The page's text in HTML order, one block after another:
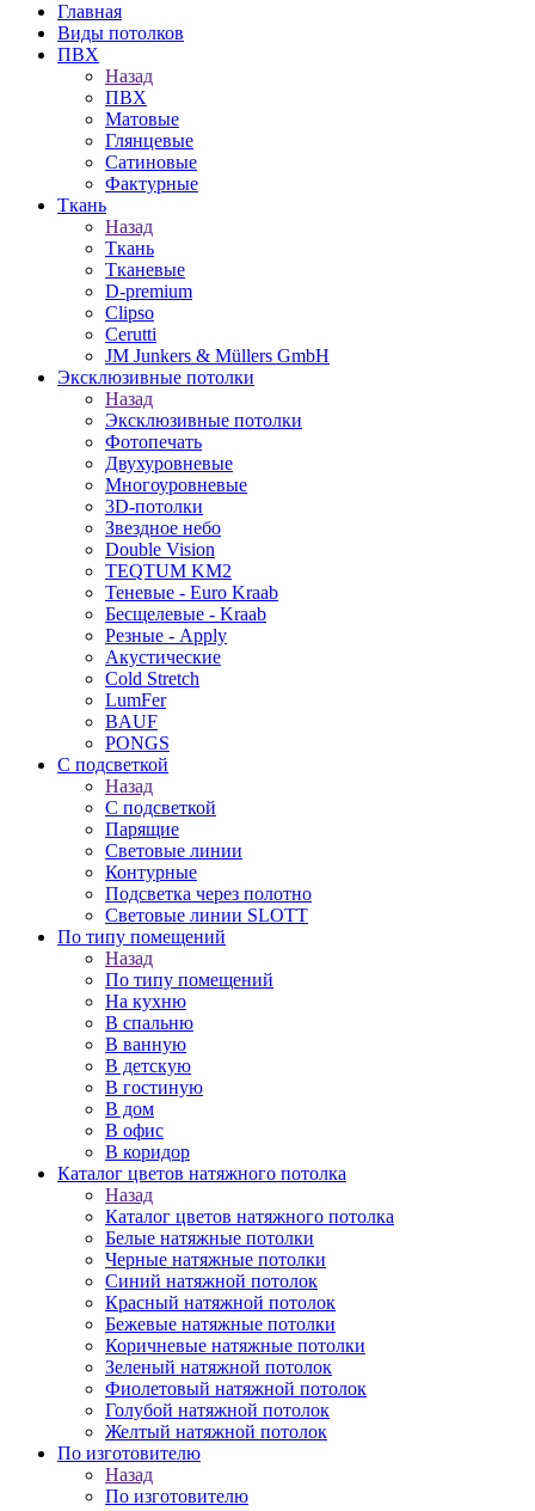
Главная
Виды потолков
ПВХ
Назад
ПВХ
Матовые
Глянцевые
Сатиновые
Фактурные
Ткань
Назад
Ткань
Тканевые
D-premium
Clipso
Cerutti
JM Junkers & Müllers GmbH
Эксклюзивные потолки
Назад
Эксклюзивные потолки
Фотопечать
Двухуровневые
Многоуровневые
3D-потолки
Звездное небо
Double Vision
TEQTUM KM2
Теневые - Euro Kraab
Бесщелевые - Kraab
Резные - Apply
Акустические
Cold Stretch
LumFer
BAUF
PONGS
С подсветкой
Назад
С подсветкой
Парящие
Световые линии
Контурные
Подсветка через полотно
Световые линии SLOTT
По типу помещений
Назад
По типу помещений
На кухню
В спальню
В ванную
В детскую
В гостиную
В дом
В офис
В коридор
Каталог цветов натяжного потолка
Назад
Каталог цветов натяжного потолка
Белые натяжные потолки
Черные натяжные потолки
Синий натяжной потолок
Красный натяжной потолок
Бежевые натяжные потолки
Коричневые натяжные потолки
Зеленый натяжной потолок
Фиолетовый натяжной потолок
Голубой натяжной потолок
Желтый натяжной потолок
По изготовителю
Назад
По изготовителю